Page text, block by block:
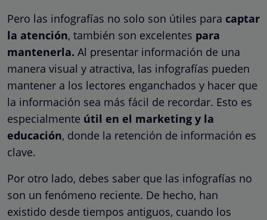
Pero las infografías no solo son útiles para captar
la atención, también son excelentes para
mantenerla. Al presentar información de una
manera visual y atractiva, las infografías pueden
mantener a los lectores enganchados y hacer que
la información sea más fácil de recordar. Esto es
especialmente útil en el marketing y la
educación, donde la retención de información es
clave.
Por otro lado, debes saber que las infografías no
son un fenómeno reciente. De hecho, han
existido desde tiempos antiguos, cuando los